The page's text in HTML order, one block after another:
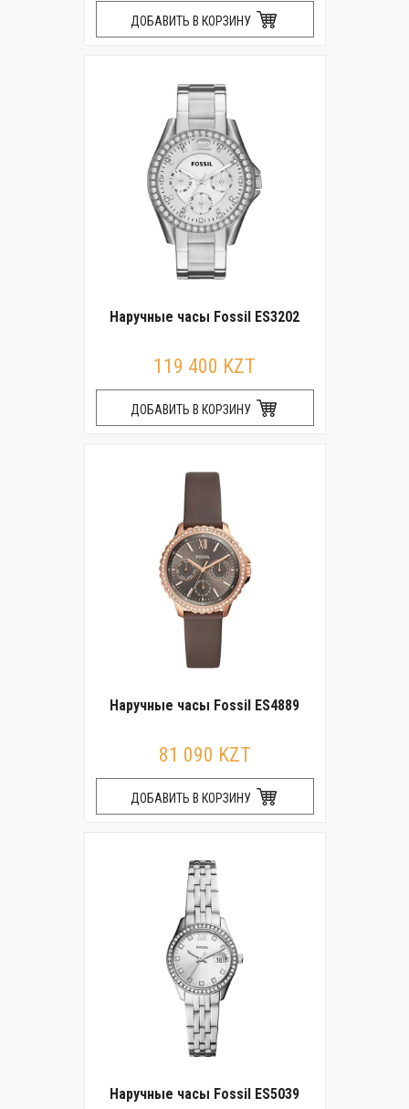
ДОБАВИТЬ В КОРЗИНУ
Наручные часы Fossil ES3202
119 400 KZT
ДОБАВИТЬ В КОРЗИНУ
Наручные часы Fossil ES4889
81 090 KZT
ДОБАВИТЬ В КОРЗИНУ
Наручные часы Fossil ES5039